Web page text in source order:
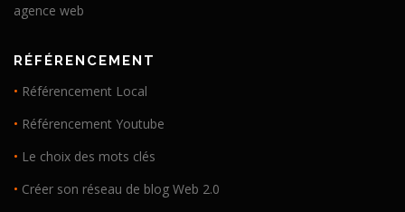
agence web
RÉFÉRENCEMENT
• Référencement Local
• Référencement Youtube
• Le choix des mots clés
• Créer son réseau de blog Web 2.0